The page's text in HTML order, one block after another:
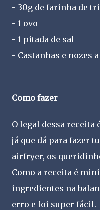
- 30g de farinha de
- 1 ovo
- 1 pitada de sal
- Castanhas e nozes
Como fazer
O legal dessa receita
já que dá para fazer
airfryer, os
Como a receita é
ingredientes na
erro e foi super fácil.